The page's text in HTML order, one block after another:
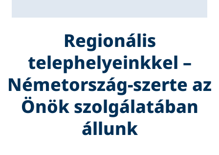
Regionális
telephelyeinkkel –
Németország-szerte az
Önök szolgálatában
állunk